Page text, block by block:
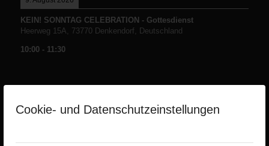
Cookie- und Datenschutzeinstellungen
KEIN! SONNTAG CELEBRATION - Gottesdienst
Heerweg 15A, 73770 Denkendorf, Deutschland
10:00- 11:30